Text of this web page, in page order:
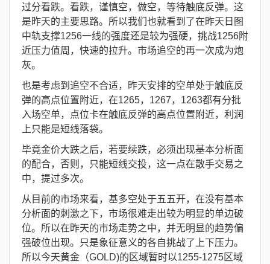
过分看跌。看跌，谨慎空，做空，等待触底反弹。这
是昨天的主要思路。所以我们也就看到了在昨天日图
中轨支撑1256一线的强度还是较为强硬，挑战1256附
近压力值周，快速的拉升。市场追空的再一次成为炮
灰。
也是考虑到追空不合适，昨天安排的空单处于触底反
弹的高点位置附近，在1265，1267，1263都有分批
入场空单，点位卡在触底反弹的高点位置附近，利润
上只能是短线落袋。
毕竟金价大跌之后，若要续跌，必须出现基本分析面
的配合，否则，只能短线交投，这一点在散手交易之
中，提过多次。
从目前的市场来看，基多空处于五五开，在没有基本
分析面的刺激之下，市场很难走出较为明显的单边破
位。所以在昨天的市场走势之中，并无明显的趋势偏
强破位出现。只是象征意义的各自挑战了上下压力。
所以今天黄金（GOLD)的区域暂时以1255-1275区域